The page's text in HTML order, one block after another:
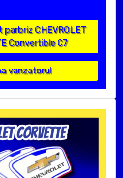
CHEVROLET
Convertible C7
vanzatorul